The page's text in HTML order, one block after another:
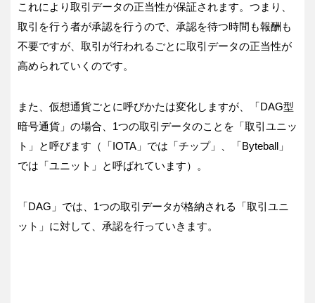
これにより取引データの正当性が保証されます。つまり、
取引を行う者が承認を行うので、承認を待つ時間も報酬も
不要ですが、取引が行われるごとに取引データの正当性が
高められていくのです。
また、仮想通貨ごとに呼びかたは変化しますが、「DAG型
暗号通貨」の場合、1つの取引データのことを「取引ユニッ
ト」と呼びます（「IOTA」では「チップ」、「Byteball」
では「ユニット」と呼ばれています）。
「DAG」では、1つの取引データが格納される「取引ユニ
ット」に対して、承認を行っていきます。